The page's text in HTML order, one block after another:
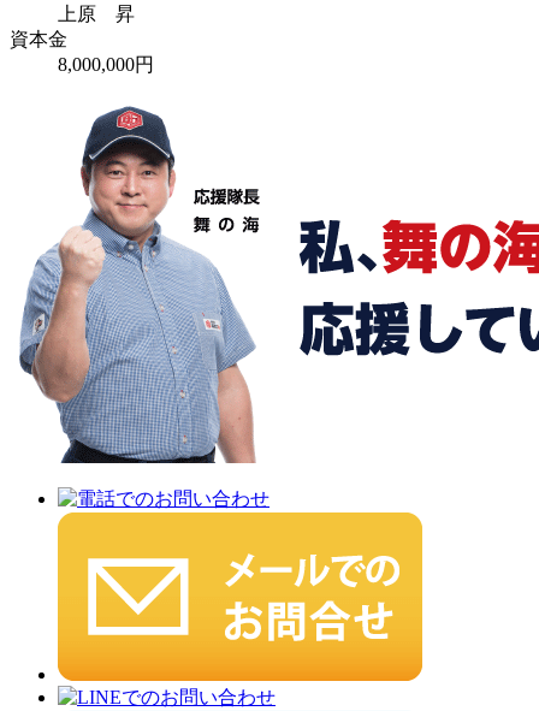
上原 昇
資本金
8,000,000円